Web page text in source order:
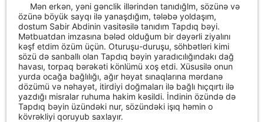
Mən erkən, yəni gənclik illərindən tanıdığlm, sözünə və
özünə böyük sayqı ilə yanaşdığım, tələbə yoldaşım,
dostum Sabir Abdinin vasitəsilə tanıdım Tapdıq bəyi.
Mətbuatdan imzasına bələd olduğum bir dəyərli ziyalını
kəşf etdim özüm üçün. Oturuşu-duruşu, söhbətləri kimi
sözü də sanballı olan Tapdıq bəyin yaradıcılığındakı dağ
havası, torpaq bərəkəti könlümü xoş etdi. Xüsusilə onun
yurda ocağa bağlılığı, ağır həyat sınaqlarına mərdanə
dözümü və nəhayət, itirdiyi doğmaları ilə bağlı hıçqırtı ilə
yazdığı misralar ruhuma hakim kəsildi. İndinin özündə də
Tapdıq bəyin üzündəki nur, sözündəki işıq həmin o
kövrəkliyi qoruyub saxlayır.